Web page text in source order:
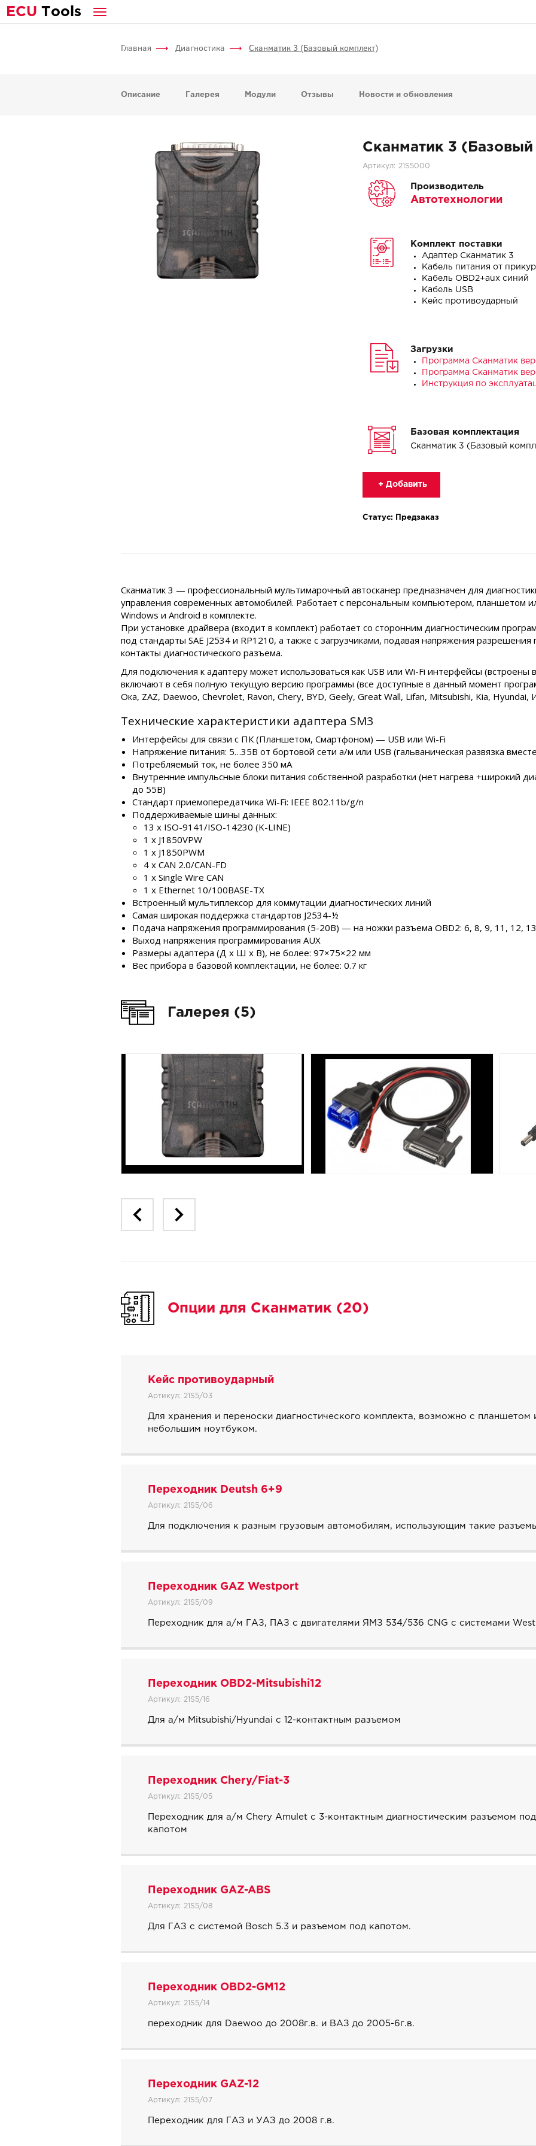
ECU Tools
Главная Диагностика Сканматик 3 (Базовый комплект)
Описание Галерея Модули Отзывы Новости и обновления
Сканматик 3
Артикул: 21S5000
Производитель
Автотехнологии
Комплект поставки
Адаптер Сканматик 3
Кабель питания от
Кабель OBD2+aux синий
Кабель USB
Кейс противоударный
Загрузки
Программа Сканматик
Программа Сканматик
Инструкция по
Базовая комплектация
Сканматик 3 (Базовый
+ Добавить
Статус: Предзаказ
Сканматик 3 — профессиональный мультимарочный автосканер предназначен для
управления современных автомобилей. Работает с персональным компьютером, планшетом
Windows и Android в комплекте.
При установке драйвера (входит в комплект) работает со сторонним диагностическим
под стандарты SAE J2534 и RP1210, а также с загрузчиками, подавая напряжения
контакты диагностического разъема.
Для подключения к адаптеру может использоваться как USB или Wi-Fi интерфейсы (встроены
включают в себя полную текущую версию программы (все доступные в данный момент
Ока, ZAZ, Daewoo, Chevrolet, Ravon, Chery, BYD, Geely, Great Wall, Lifan, Mitsubishi, Kia,
Технические характеристики адаптера SM3
Интерфейсы для связи с ПК (Планшетом, Смартфоном) — USB или Wi-Fi
Напряжение питания: 5…35В от бортовой сети а/м или USB (гальваническая развязка
Потребляемый ток, не более 350 мА
Внутренние импульсные блоки питания собственной разработки (нет нагрева +широкий
до 55В)
Стандарт приемопередатчика Wi-Fi: IEEE 802.11b/g/n
Поддерживаемые шины данных:
13 x ISO-9141/ISO-14230 (K-LINE)
1 x J1850VPW
1 x J1850PWM
4 x CAN 2.0/CAN-FD
1 x Single Wire CAN
1 x Ethernet 10/100BASE-TX
Встроенный мультиплексор для коммутации диагностических линий
Самая широкая поддержка стандартов J2534-½
Подача напряжения программирования (5-20В) — на ножки разъема OBD2: 6, 8, 9, 11, 12,
Выход напряжения программирования AUX
Размеры адаптера (Д x Ш x В), не более: 97×75×22 мм
Вес прибора в базовой комплектации, не более: 0.7 кг
Галерея (5)
Опции для Сканматик (20)
Кейс противоударный
Артикул: 21S5/03
Для хранения и переноски диагностического комплекта, возможно с планшетом
небольшим ноутбуком.
Переходник Deutsh 6+9
Артикул: 21S5/06
Для подключения к разным грузовым автомобилям, использующим такие
Переходник GAZ Westport
Артикул: 21S5/09
Переходник для а/м ГАЗ, ПАЗ с двигателями ЯМЗ 534/536 CNG c системами
Переходник OBD2-Mitsubishi12
Артикул: 21S5/16
Для а/м Mitsubishi/Hyundai с 12-контактным разъемом
Переходник Chery/Fiat-3
Артикул: 21S5/05
Переходник для а/м Chery Amulet c 3-контактным диагностическим разъемом под
капотом
Переходник GAZ-ABS
Артикул: 21S5/08
Для ГАЗ с системой Bosch 5.3 и разъемом под капотом.
Переходник OBD2-GM12
Артикул: 21S5/14
переходник для Daewoo до 2008г.в. и ВАЗ до 2005-6г.в.
Переходник GAZ-12
Артикул: 21S5/07
Переходник для ГАЗ и УАЗ до 2008 г.в.